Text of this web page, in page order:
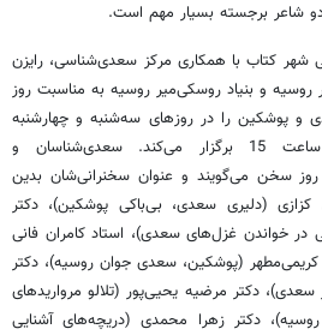
شاعر برجسته بسیار مهم است.
شهر کتاب با همکاری مرکز سعدی‌شناسی، رایزن
روسیه و بنیاد روسکی‌میر روسیه به مناسبت روز
پوشکین را در روزهای سه‌شنبه و چهارشنبه
29 و 30 فروردین 1391 ساعت 15 برگزار می‌‌کند. سعدی‌شناسان و
سخن می‌گویند و عنوان سخنرانی‌شان بدین
(دلیری سعدی، بی‌باکی پوشکین)، دکتر
خواندن غزل‌های سعدی)، استاد کامران فانی
کریمی‌مطهر (پوشکین، سعدی جوان روسیه)، دکتر
دکتر مرضیه یحیی‌پور (تلالو مرواریدهای
دکتر زهرا محمدی (دریچه‌های آشنایی